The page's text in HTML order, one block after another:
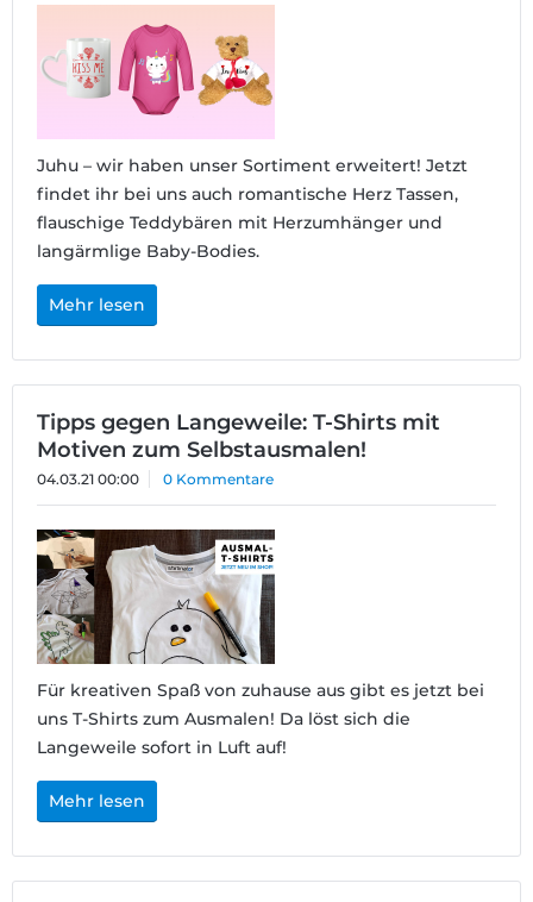
Juhu – wir haben unser Sortiment erweitert! Jetzt
findet ihr bei uns auch romantische Herz Tassen,
flauschige Teddybären mit Herzumhänger und
langärmlige Baby-Bodies.
Mehr lesen
Tipps gegen Langeweile: T-Shirts mit
Motiven zum Selbstausmalen!
04.03.21 00:00 0 Kommentare
Für kreativen Spaß von zuhause aus gibt es jetzt bei
uns T-Shirts zum Ausmalen! Da löst sich die
Langeweile sofort in Luft auf!
Mehr lesen